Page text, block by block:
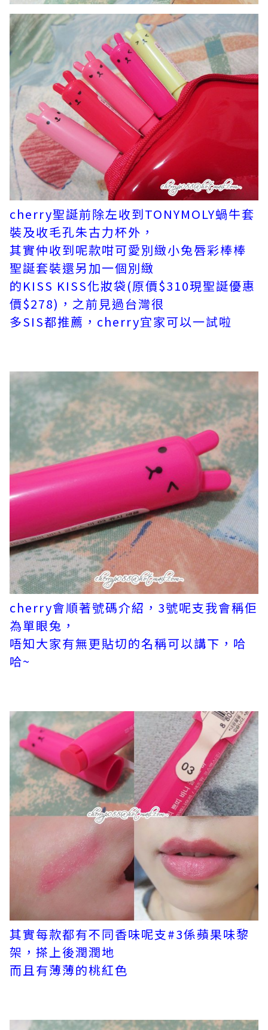
cherry聖誕前除左收到TONYMOLY蝸牛套
裝及收毛孔朱古力杯外，
其實仲收到呢款咁可愛別緻小兔唇彩棒棒
聖誕套裝還另加一個別緻
的KISS KISS化妝袋(原價$310現聖誕優惠
價$278)，之前見過台灣很
多SIS都推薦， cherry宜家可以一試啦
cherry會順著號碼介紹，3號呢支我會稱佢
為單眼兔，
唔知大家有無更貼切的名稱可以講下，哈
哈~
其實每款都有不同香味呢支#3係蘋果味黎
架，搽上後潤潤地
而且有薄薄的桃紅色